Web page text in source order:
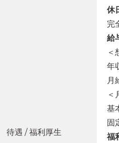
待遇 / 福利厚生
休
完
給
＜
年
月
＜
基
固
福